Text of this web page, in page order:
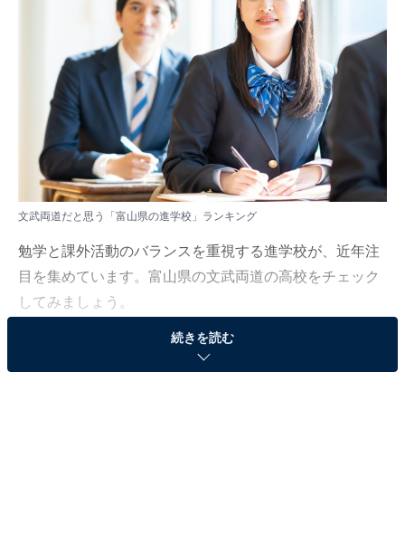
文武両道だと思う「富山県の進学校」ランキング
勉学と課外活動のバランスを重視する進学校が、近年注
目を集めています。富山県の文武両道の高校をチェック
してみましょう。
All About ニュース編集部は3月6日～4月22日の期間、全
続きを読む